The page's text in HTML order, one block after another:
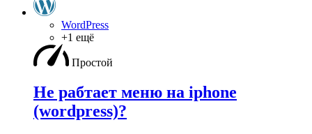
WordPress
+1 ещё
Простой
Не рабтает меню на iphone
(wordpress)?